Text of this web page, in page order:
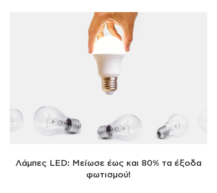
Λάμπες LED: Μείωσε έως και 80% τα έξοδα
φωτισμού!